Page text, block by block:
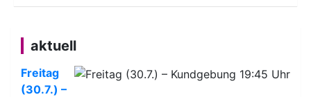
aktuell
Freitag
(30.7.) –